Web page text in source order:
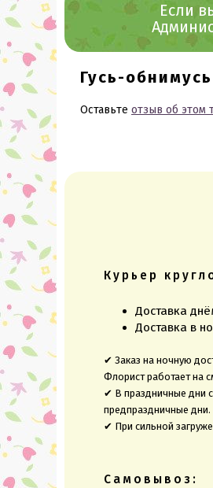
Если
Гусь-
Оставьте отзыв об этом
Курьер
Доставка
Доставка в
✔ Заказ на ночную
Флорист работает на
✔ В праздничные дни
предпраздничные дни.
✔ При сильной
Самовывоз: